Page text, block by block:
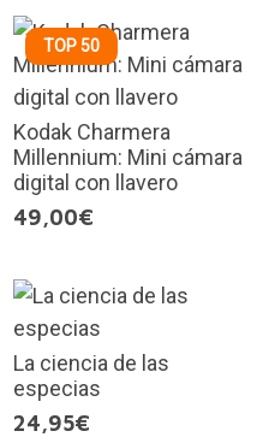
TOP 50
Kodak Charmera
Millennium: Mini cámara
digital con llavero
49,00€
La ciencia de las
especias
24,95€